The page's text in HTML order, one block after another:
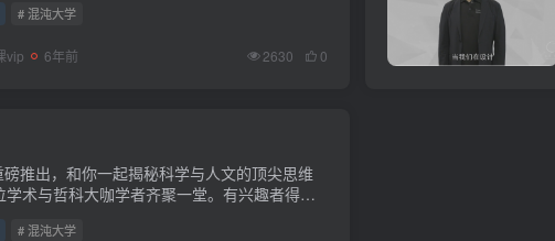
# 混沌大学
vip 6年前 2630 0
推出，和你一起揭秘科学与人文的顶尖思维
学术与哲科大咖学者齐聚一堂。有兴趣者得新
# 混沌大学